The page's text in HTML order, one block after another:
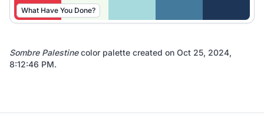
What Have You Done?
Sombre Palestinecolor palette created on Oct 25, 2024,
8:12:46 PM.